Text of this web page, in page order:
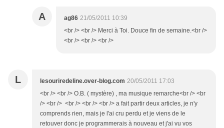
A ag86 21/05/2011 10:39
<br /> <br /> Merci à Toi. Douce fin de semaine.<br />
<br /> <br /> <br />
L lesouriredeline.over-blog.com 20/05/2011 17:03
<br /> <br /> O.B. ( mystère) , ma musique remarche<br /> <br
/> <br /> <br /> <br /> <br /> a fait partir deux articles, je n'y
comprends rien, mais je l'ai cru perdu et je viens de le
retouver donc je programmerais à nouveau et j'ai vu vos